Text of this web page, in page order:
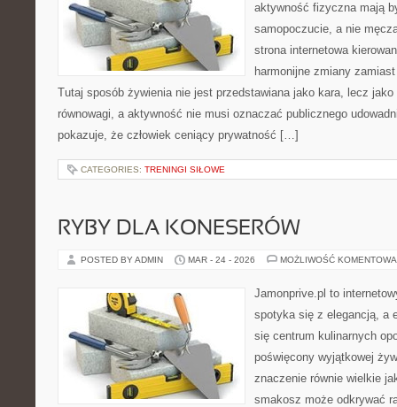
aktywność fizyczna mają
samopoczucie, a nie
strona internetowa
harmonijne zmiany
Tutaj sposób żywienia nie jest przedstawiana jako kara, lecz jako
równowagi, a aktywność nie musi oznaczać publicznego
pokazuje, że człowiek ceniący prywatność […]
CATEGORIES: TRENINGI SIŁOWE
RYBY DLA KONESERÓW
POSTED BY ADMIN MAR - 24 - 2026 MOŻLIWOŚĆ
Jamonprive.pl to
spotyka się z elegancją, a
się centrum kulinarnych
poświęcony wyjątkowej
znaczenie równie wielkie
smakosz może odkrywać